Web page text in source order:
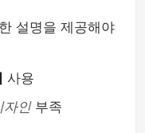
설명을 제공해야
사용
자인부족